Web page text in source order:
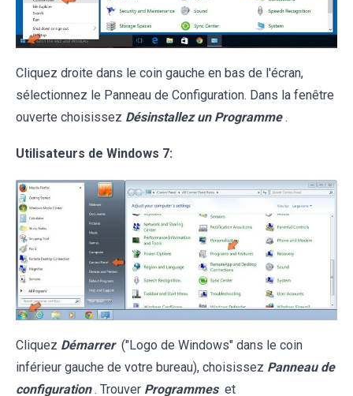
Cliquez droite dans le coin gauche en bas de l'écran,
sélectionnez le Panneau de Configuration. Dans la fenêtre
ouverte choisissez Désinstallez un Programme .
Utilisateurs de Windows 7:
Cliquez Démarrer ("Logo de Windows" dans le coin
inférieur gauche de votre bureau), choisissez Panneau de
configuration . Trouver Programmes et